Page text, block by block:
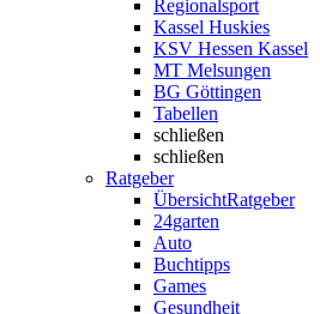
Regionalsport
Kassel Huskies
KSV Hessen Kassel
MT Melsungen
BG Göttingen
Tabellen
schließen
schließen
Ratgeber
ÜbersichtRatgeber
24garten
Auto
Buchtipps
Games
Gesundheit